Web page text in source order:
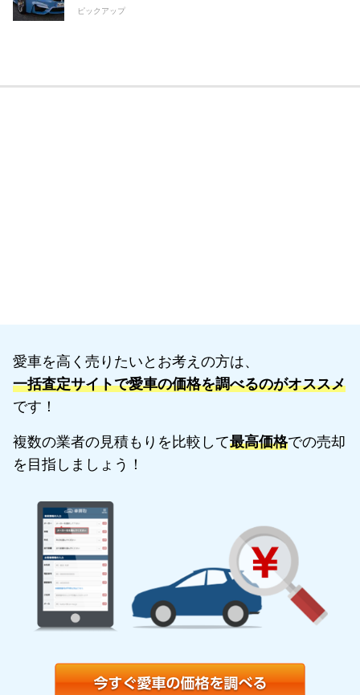
ピックアップ
愛車を高く売りたいとお考えの方は、
一括査定サイトで愛車の価格を調べるのがオススメ
です！
複数の業者の見積もりを比較して最高価格での売却
を目指しましょう！